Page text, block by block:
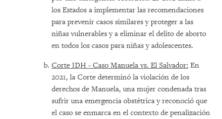
los Estados a implementar las recomendaciones
para prevenir casos similares y proteger a las
niñas vulnerables y a eliminar el delito de aborto
en todos los casos para niñas y adolescentes.
Corte IDH - Caso Manuela vs. El Salvador: En
2021, la Corte determinó la violación de los
derechos de Manuela, una mujer condenada tras
sufrir una emergencia obstétrica y reconoció que
el caso se enmarca en el contexto de penalización